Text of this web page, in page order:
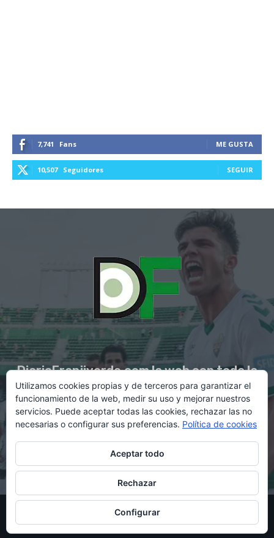
7,741 Fans ME GUSTA
10,507 Seguidores SEGUIR
DiarioFranjiverde.com la web con toda la
información del Elche C.F.
Contacto en:diario@franjiverde.com
© Copyright 2021 - Gestión y diseño por Rubén Maestre
Política de privacidad
Utilizamos cookies propias y de terceros para garantizar el
funcionamiento de la web, medir su uso y mejorar nuestros
servicios. Puede aceptar todas las cookies, rechazar las no
necesarias o configurar sus preferencias. Política de cookies
Aceptar todo
Rechazar
Configurar